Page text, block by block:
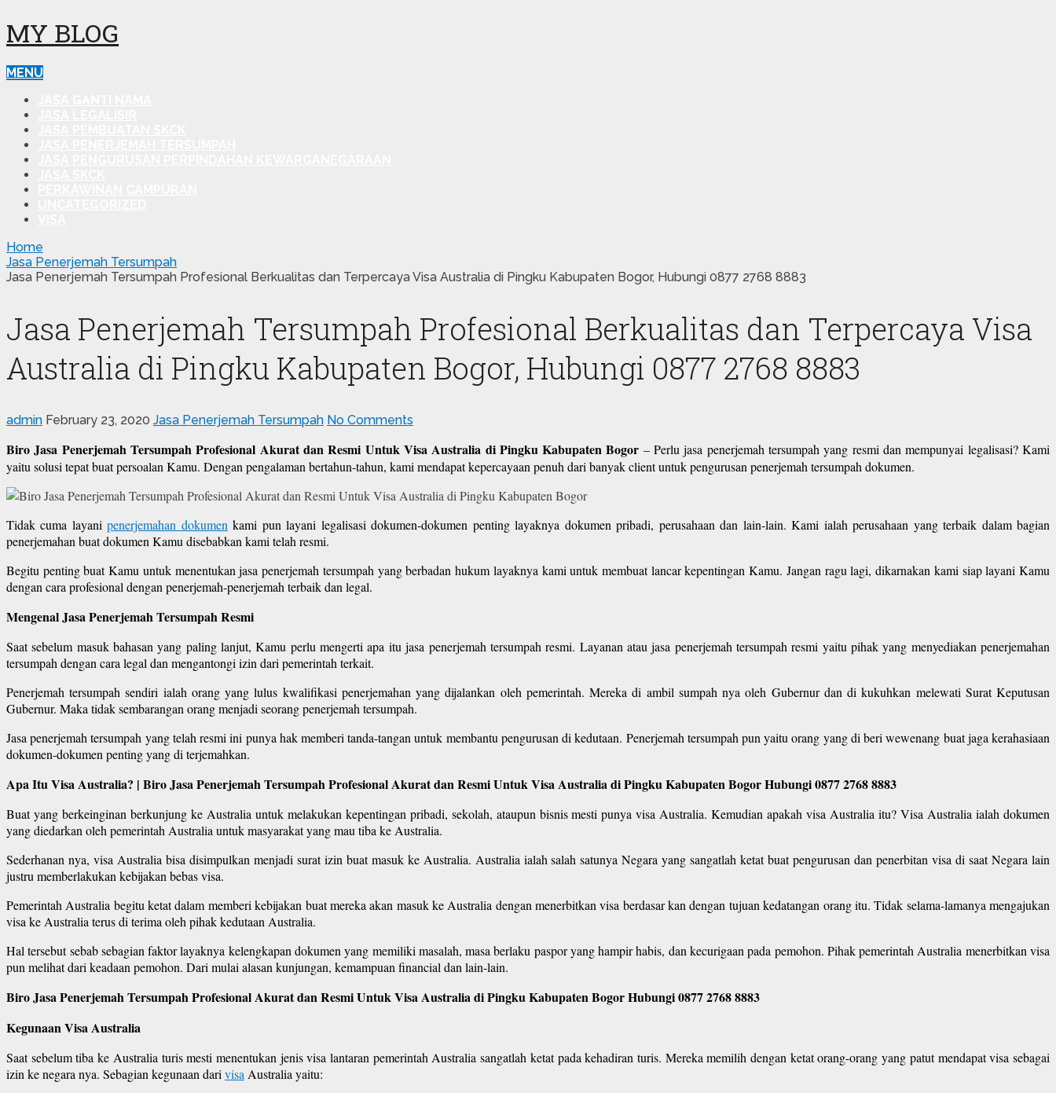
MY BLOG
MENU
Home
Jasa Penerjemah Tersumpah
Jasa Penerjemah Tersumpah Profesional Berkualitas dan Terpercaya Visa Australia di Pingku Kabupaten Bogor, Hubungi 0877 2768 8883
Jasa Penerjemah Tersumpah Profesional Berkualitas dan Terpercaya Visa
Australia di Pingku Kabupaten Bogor, Hubungi 0877 2768 8883
admin February 23, 2020 Jasa Penerjemah Tersumpah No Comments
Biro Jasa Penerjemah Tersumpah Profesional Akurat dan Resmi Untuk Visa Australia di Pingku Kabupaten Bogor – Perlu jasa penerjemah tersumpah yang resmi dan mempunyai legalisasi? Kami
yaitu solusi tepat buat persoalan Kamu. Dengan pengalaman bertahun-tahun, kami mendapat kepercayaan penuh dari banyak client untuk pengurusan penerjemah tersumpah dokumen.
Tidak cuma layanipenerjemahan dokumen kami pun layani legalisasi dokumen-dokumen penting layaknya dokumen pribadi, perusahaan dan lain-lain. Kami ialah perusahaan yang terbaik dalam bagian
penerjemahan buat dokumen Kamu disebabkan kami telah resmi.
Begitu penting buat Kamu untuk menentukan jasa penerjemah tersumpah yang berbadan hukum layaknya kami untuk membuat lancar kepentingan Kamu. Jangan ragu lagi, dikarnakan kami siap layani Kamu
dengan cara profesional dengan penerjemah-penerjemah terbaik dan legal.
Mengenal Jasa Penerjemah Tersumpah Resmi
Saat sebelum masuk bahasan yang paling lanjut, Kamu perlu mengerti apa itu jasa penerjemah tersumpah resmi. Layanan atau jasa penerjemah tersumpah resmi yaitu pihak yang menyediakan penerjemahan
tersumpah dengan cara legal dan mengantongi izin dari pemerintah terkait.
Penerjemah tersumpah sendiri ialah orang yang lulus kwalifikasi penerjemahan yang dijalankan oleh pemerintah. Mereka di ambil sumpah nya oleh Gubernur dan di kukuhkan melewati Surat Keputusan
Gubernur. Maka tidak sembarangan orang menjadi seorang penerjemah tersumpah.
Jasa penerjemah tersumpah yang telah resmi ini punya hak memberi tanda-tangan untuk membantu pengurusan di kedutaan. Penerjemah tersumpah pun yaitu orang yang di beri wewenang buat jaga kerahasiaan
dokumen-dokumen penting yang di terjemahkan.
Apa Itu Visa Australia? | Biro Jasa Penerjemah Tersumpah Profesional Akurat dan Resmi Untuk Visa Australia di Pingku Kabupaten Bogor Hubungi 0877 2768 8883
Buat yang berkeinginan berkunjung ke Australia untuk melakukan kepentingan pribadi, sekolah, ataupun bisnis mesti punya visa Australia. Kemudian apakah visa Australia itu? Visa Australia ialah dokumen
yang diedarkan oleh pemerintah Australia untuk masyarakat yang mau tiba ke Australia.
Sederhanan nya, visa Australia bisa disimpulkan menjadi surat izin buat masuk ke Australia. Australia ialah salah satunya Negara yang sangatlah ketat buat pengurusan dan penerbitan visa di saat Negara lain
justru memberlakukan kebijakan bebas visa.
Pemerintah Australia begitu ketat dalam memberi kebijakan buat mereka akan masuk ke Australia dengan menerbitkan visa berdasar kan dengan tujuan kedatangan orang itu. Tidak selama-lamanya mengajukan
visa ke Australia terus di terima oleh pihak kedutaan Australia.
Hal tersebut sebab sebagian faktor layaknya kelengkapan dokumen yang memiliki masalah, masa berlaku paspor yang hampir habis, dan kecurigaan pada pemohon. Pihak pemerintah Australia menerbitkan visa
pun melihat dari keadaan pemohon. Dari mulai alasan kunjungan, kemampuan financial dan lain-lain.
Biro Jasa Penerjemah Tersumpah Profesional Akurat dan Resmi Untuk Visa Australia di Pingku Kabupaten Bogor Hubungi 0877 2768 8883
Kegunaan Visa Australia
Saat sebelum tiba ke Australia turis mesti menentukan jenis visa lantaran pemerintah Australia sangatlah ketat pada kehadiran turis. Mereka memilih dengan ketat orang-orang yang patut mendapat visa sebagai
izin ke negara nya. Sebagian kegunaan dari visa Australia yaitu: